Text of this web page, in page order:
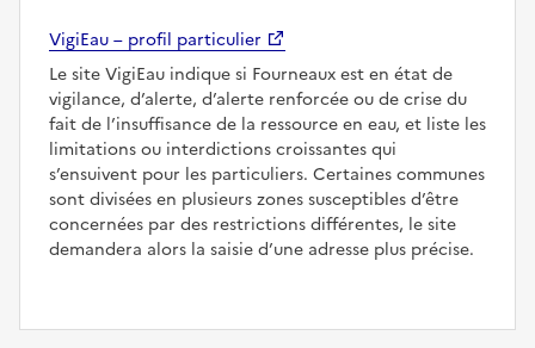
VigiEau – profil particulier
Le site VigiEau indique si Fourneaux est en état de
vigilance, d’alerte, d’alerte renforcée ou de crise du
fait de l’insuffisance de la ressource en eau, et liste les
limitations ou interdictions croissantes qui
s’ensuivent pour les particuliers. Certaines communes
sont divisées en plusieurs zones susceptibles d’être
concernées par des restrictions différentes, le site
demandera alors la saisie d’une adresse plus précise.